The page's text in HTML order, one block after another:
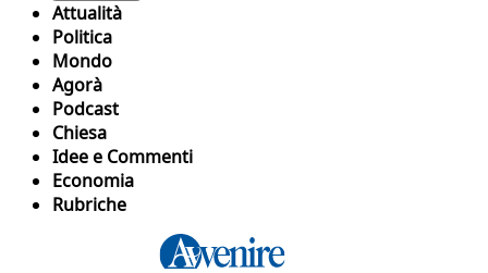
Attualità
Politica
Mondo
Agorà
Podcast
Chiesa
Idee e Commenti
Economia
Rubriche